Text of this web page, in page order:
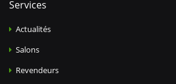
Services
Actualités
Salons
Revendeurs